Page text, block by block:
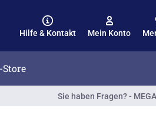
Hilfe & Kontakt Mein Konto
Sie haben Fragen? -